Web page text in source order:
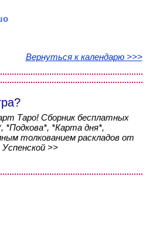
Вернуться к календарю >>>
Таро! Сборник бесплатных
*Подкова*, *Карта дня*,
толкованием раскладов от
>>